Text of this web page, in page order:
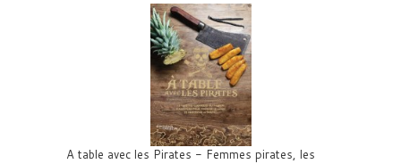
A table avec les Pirates - Femmes pirates, les